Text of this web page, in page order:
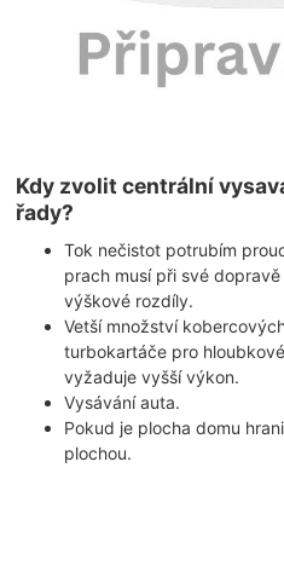
Kdy zvolit centrální
řady?
Tok nečistot potrubím
prach musí při své
výškové rozdíly.
Vetší množství
turbokartáče pro
vyžaduje vyšší výkon.
Vysávání auta.
Pokud je plocha domu
plochou.